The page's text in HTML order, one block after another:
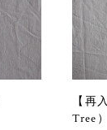
【再
Tree）